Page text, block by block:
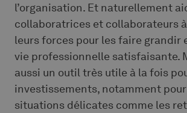
l’organisation. Et naturellement
collaboratrices et collaborateurs
leurs forces pour les faire grandir
vie professionnelle satisfaisante.
aussi un outil très utile à la fois
investissements, notamment
situations délicates comme les